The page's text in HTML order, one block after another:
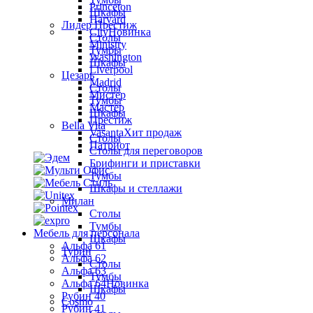
Princeton
Harvard
CityНовинка
Ministry
Washington
Liverpool
Madrid
Мистер
Мастер
Престиж
VasantaХит продаж
Патриот
Мебель для персонала
Альфа 61
Альфа 62
Альфа 63
Альфа 64Новинка
Рубин 40
Рубин 41
Шкафы
Лидер Престиж
Столы
Тумбы
Шкафы
Цезарь
Столы
Тумбы
Шкафы
Bella Vita
Столы
Столы для переговоров
Брифинги и приставки
Тумбы
Шкафы и стеллажи
Милан
Столы
Тумбы
Шкафы
Турин
Столы
Тумбы
Шкафы
Cosmo